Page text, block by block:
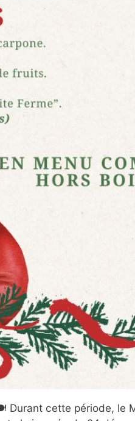
Durant cette période, le